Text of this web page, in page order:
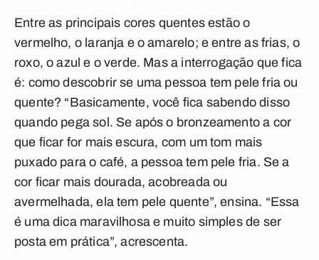
Entre as principais cores quentes estão o
vermelho, o laranja e o amarelo; e entre as frias, o
roxo, o azul e o verde. Mas a interrogação que fica
é: como descobrir se uma pessoa tem pele fria ou
quente? “Basicamente, você fica sabendo disso
quando pega sol. Se após o bronzeamento a cor
que ficar for mais escura, com um tom mais
puxado para o café, a pessoa tem pele fria. Se a
cor ficar mais dourada, acobreada ou
avermelhada, ela tem pele quente”, ensina. “Essa
é uma dica maravilhosa e muito simples de ser
posta em prática”, acrescenta.